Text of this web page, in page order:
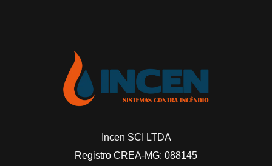
Incen SCI LTDA
Registro CREA-MG: 088145